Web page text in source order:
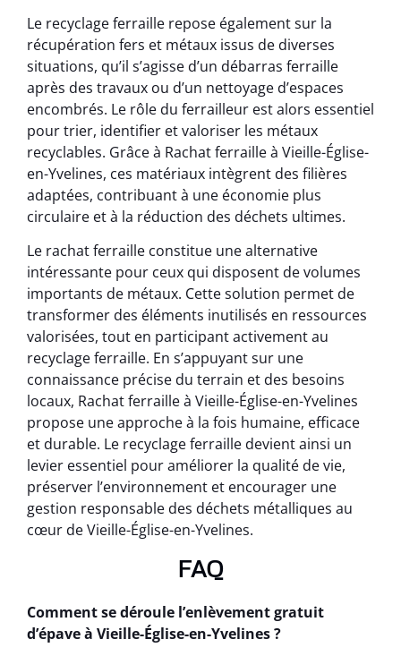
Le recyclage ferraille repose également sur la
récupération fers et métaux issus de diverses
situations, qu’il s’agisse d’un débarras ferraille
après des travaux ou d’un nettoyage d’espaces
encombrés. Le rôle du ferrailleur est alors essentiel
pour trier, identifier et valoriser les métaux
recyclables. Grâce à Rachat ferraille à Vieille-Église-
en-Yvelines, ces matériaux intègrent des filières
adaptées, contribuant à une économie plus
circulaire et à la réduction des déchets ultimes.
Le rachat ferraille constitue une alternative
intéressante pour ceux qui disposent de volumes
importants de métaux. Cette solution permet de
transformer des éléments inutilisés en ressources
valorisées, tout en participant activement au
recyclage ferraille. En s’appuyant sur une
connaissance précise du terrain et des besoins
locaux, Rachat ferraille à Vieille-Église-en-Yvelines
propose une approche à la fois humaine, efficace
et durable. Le recyclage ferraille devient ainsi un
levier essentiel pour améliorer la qualité de vie,
préserver l’environnement et encourager une
gestion responsable des déchets métalliques au
cœur de Vieille-Église-en-Yvelines.
FAQ
Comment se déroule l’enlèvement gratuit
d’épave à Vieille-Église-en-Yvelines ?